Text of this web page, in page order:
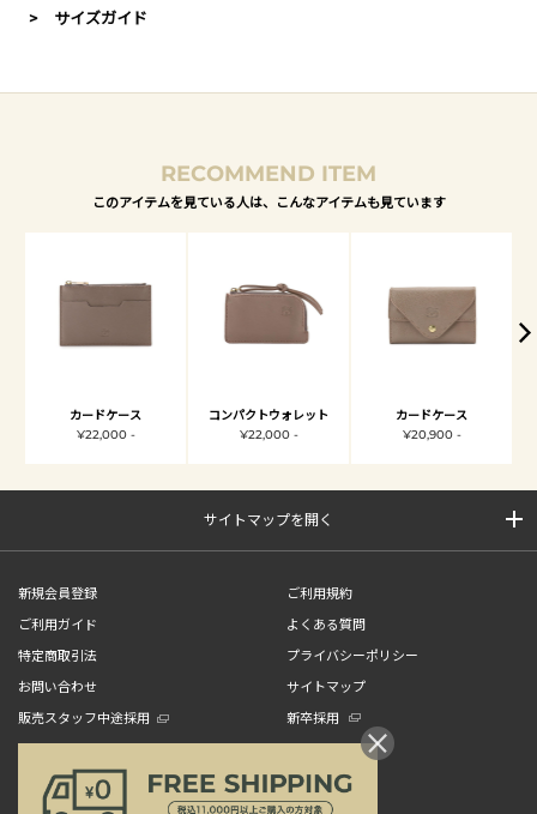
> サイズガイド
RECOMMEND ITEM
このアイテムを見ている人は、こんなアイテムも見ています
カードケース
¥22,000 -
コンパクトウォレット
¥22,000 -
カードケース
¥20,900 -
サイトマップを開く
新規会員登録
ご利用規約
ご利用ガイド
よくある質問
特定商取引法
プライバシーポリシー
お問い合わせ
サイトマップ
販売スタッフ中途採用
新卒採用